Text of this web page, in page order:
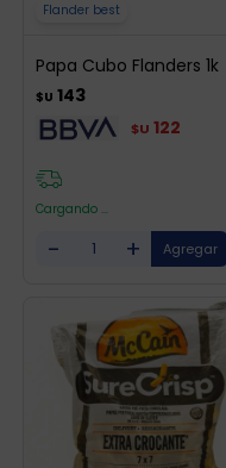
Flander best
Papa Cubo Flanders 1k
$U 143
$U 122
Cargando ...
- +